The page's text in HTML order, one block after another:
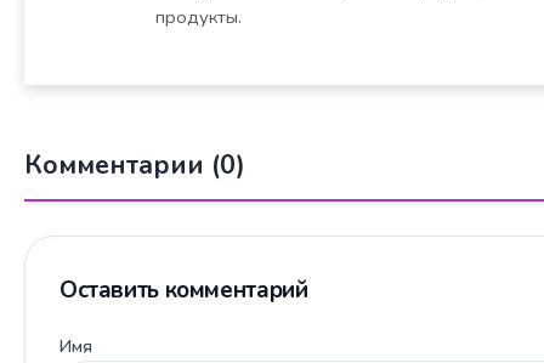
продукты.
Комментарии (0)
Оставить комментарий
Имя